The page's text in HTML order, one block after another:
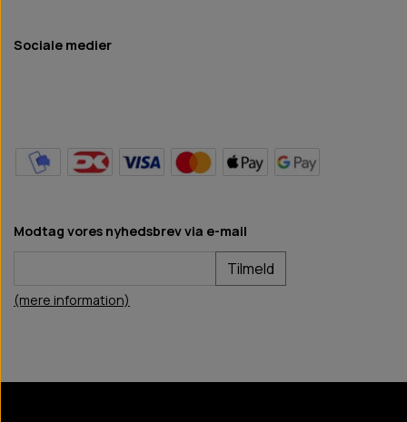
Sociale medier
Modtag vores nyhedsbrev via e-mail
Tilmeld
(mere information)